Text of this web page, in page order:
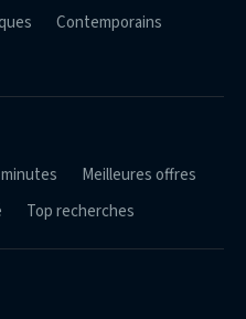
Contemporains
Meilleures offres
Top recherches